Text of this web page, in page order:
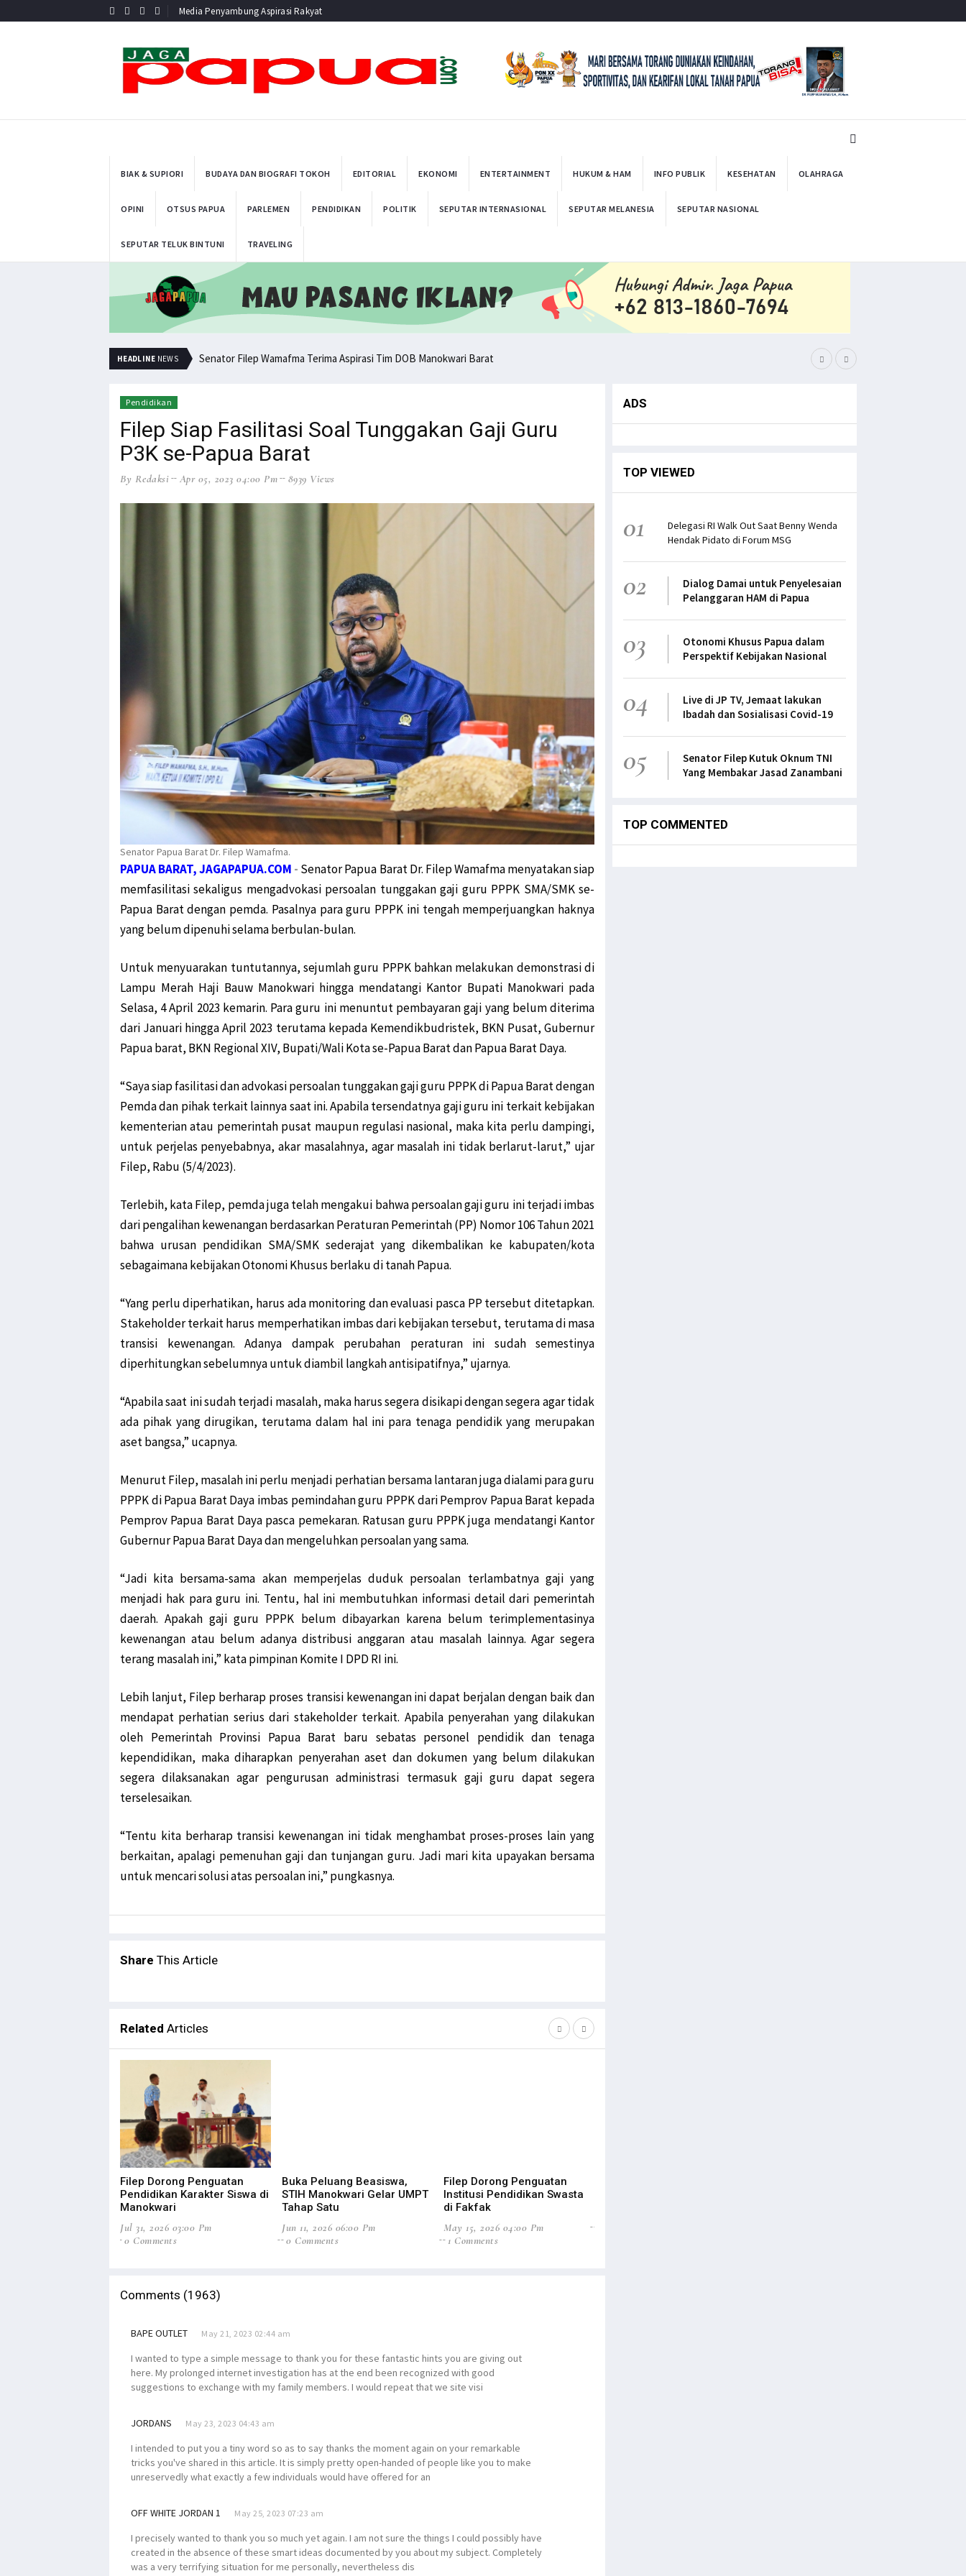
Media Penyambung Aspirasi Rakyat
BIAK & SUPIORI BUDAYA DAN BIOGRAFI TOKOH EDITORIAL EKONOMI ENTERTAINMENT HUKUM & HAM INFO PUBLIK KESEHATAN OLAHRAGA
OPINI OTSUS PAPUA PARLEMEN PENDIDIKAN POLITIK SEPUTAR INTERNASIONAL SEPUTAR MELANESIA SEPUTAR NASIONAL
SEPUTAR TELUK BINTUNI TRAVELING
HEADLINE NEWS Pemuda PNG Deklarasi Dukungan untuk Papua Barat Lawan TNI/Polri
Pendidikan
Filep Siap Fasilitasi Soal Tunggakan Gaji Guru
P3K se-Papua Barat
By Redaksi Apr 05, 2023 04:00 Pm 8939 Views
Senator Papua Barat Dr. Filep Wamafma.
PAPUA BARAT, JAGAPAPUA.COM - Senator Papua Barat Dr. Filep Wamafma menyatakan siap
memfasilitasi sekaligus mengadvokasi persoalan tunggakan gaji guru PPPK SMA/SMK se-
Papua Barat dengan pemda. Pasalnya para guru PPPK ini tengah memperjuangkan haknya
yang belum dipenuhi selama berbulan-bulan.
Untuk menyuarakan tuntutannya, sejumlah guru PPPK bahkan melakukan demonstrasi di
Lampu Merah Haji Bauw Manokwari hingga mendatangi Kantor Bupati Manokwari pada
Selasa, 4 April 2023 kemarin. Para guru ini menuntut pembayaran gaji yang belum diterima
dari Januari hingga April 2023 terutama kepada Kemendikbudristek, BKN Pusat, Gubernur
Papua barat, BKN Regional XIV, Bupati/Wali Kota se-Papua Barat dan Papua Barat Daya.
“Saya siap fasilitasi dan advokasi persoalan tunggakan gaji guru PPPK di Papua Barat dengan
Pemda dan pihak terkait lainnya saat ini. Apabila tersendatnya gaji guru ini terkait kebijakan
kementerian atau pemerintah pusat maupun regulasi nasional, maka kita perlu dampingi,
untuk perjelas penyebabnya, akar masalahnya, agar masalah ini tidak berlarut-larut,” ujar
Filep, Rabu (5/4/2023).
Terlebih, kata Filep, pemda juga telah mengakui bahwa persoalan gaji guru ini terjadi imbas
dari pengalihan kewenangan berdasarkan Peraturan Pemerintah (PP) Nomor 106 Tahun 2021
bahwa urusan pendidikan SMA/SMK sederajat yang dikembalikan ke kabupaten/kota
sebagaimana kebijakan Otonomi Khusus berlaku di tanah Papua.
“Yang perlu diperhatikan, harus ada monitoring dan evaluasi pasca PP tersebut ditetapkan.
Stakeholder terkait harus memperhatikan imbas dari kebijakan tersebut, terutama di masa
transisi kewenangan. Adanya dampak perubahan peraturan ini sudah semestinya
diperhitungkan sebelumnya untuk diambil langkah antisipatifnya,” ujarnya.
“Apabila saat ini sudah terjadi masalah, maka harus segera disikapi dengan segera agar tidak
ada pihak yang dirugikan, terutama dalam hal ini para tenaga pendidik yang merupakan
aset bangsa,” ucapnya.
Menurut Filep, masalah ini perlu menjadi perhatian bersama lantaran juga dialami para guru
PPPK di Papua Barat Daya imbas pemindahan guru PPPK dari Pemprov Papua Barat kepada
Pemprov Papua Barat Daya pasca pemekaran. Ratusan guru PPPK juga mendatangi Kantor
Gubernur Papua Barat Daya dan mengeluhkan persoalan yang sama.
“Jadi kita bersama-sama akan memperjelas duduk persoalan terlambatnya gaji yang
menjadi hak para guru ini. Tentu, hal ini membutuhkan informasi detail dari pemerintah
daerah. Apakah gaji guru PPPK belum dibayarkan karena belum terimplementasinya
kewenangan atau belum adanya distribusi anggaran atau masalah lainnya. Agar segera
terang masalah ini,” kata pimpinan Komite I DPD RI ini.
Lebih lanjut, Filep berharap proses transisi kewenangan ini dapat berjalan dengan baik dan
mendapat perhatian serius dari stakeholder terkait. Apabila penyerahan yang dilakukan
oleh Pemerintah Provinsi Papua Barat baru sebatas personel pendidik dan tenaga
kependidikan, maka diharapkan penyerahan aset dan dokumen yang belum dilakukan
segera dilaksanakan agar pengurusan administrasi termasuk gaji guru dapat segera
terselesaikan.
“Tentu kita berharap transisi kewenangan ini tidak menghambat proses-proses lain yang
berkaitan, apalagi pemenuhan gaji dan tunjangan guru. Jadi mari kita upayakan bersama
untuk mencari solusi atas persoalan ini,” pungkasnya.
Share This Article
Related Articles
Filep Dorong Penguatan
Pendidikan Karakter Siswa di
Manokwari
Jul 31, 2026 03:00 Pm
0 Comments
Buka Peluang Beasiswa,
STIH Manokwari Gelar UMPT
Tahap Satu
Jun 11, 2026 06:00 Pm
0 Comments
Filep Dorong Penguatan
Institusi Pendidikan Swasta
di Fakfak
May 15, 2026 04:00 Pm
1 Comments
Comments (1963)
BAPE OUTLET May 21, 2023 02:44 am
I wanted to type a simple message to thank you for these fantastic hints you are giving out
here. My prolonged internet investigation has at the end been recognized with good
suggestions to exchange with my family members. I would repeat that we site visi
JORDANS May 23, 2023 04:43 am
I intended to put you a tiny word so as to say thanks the moment again on your remarkable
tricks you've shared in this article. It is simply pretty open-handed of people like you to make
unreservedly what exactly a few individuals would have offered for an
OFF WHITE JORDAN 1 May 25, 2023 07:23 am
I precisely wanted to thank you so much yet again. I am not sure the things I could possibly have
created in the absence of these smart ideas documented by you about my subject. Completely
was a very terrifying situation for me personally, nevertheless dis
ADS
TOP VIEWED
01
Delegasi RI Walk Out Saat Benny Wenda
Hendak Pidato di Forum MSG
02
Dialog Damai untuk Penyelesaian
Pelanggaran HAM di Papua
03
Otonomi Khusus Papua dalam
Perspektif Kebijakan Nasional
04
Live di JP TV, Jemaat lakukan
Ibadah dan Sosialisasi Covid-19
05
Senator Filep Kutuk Oknum TNI
Yang Membakar Jasad Zanambani
TOP COMMENTED